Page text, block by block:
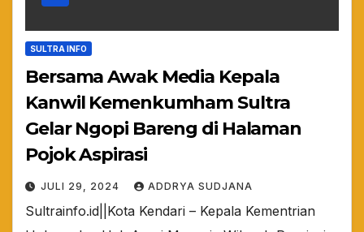
SULTRA INFO
Bersama Awak Media Kepala
Kanwil Kemenkumham Sultra
Gelar Ngopi Bareng di Halaman
Pojok Aspirasi
JULI 29, 2024 ADDRYA SUDJANA
Sultrainfo.id||Kota Kendari – Kepala Kementrian